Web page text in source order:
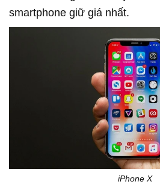
smartphone giữ giá nhất.
iPhone X